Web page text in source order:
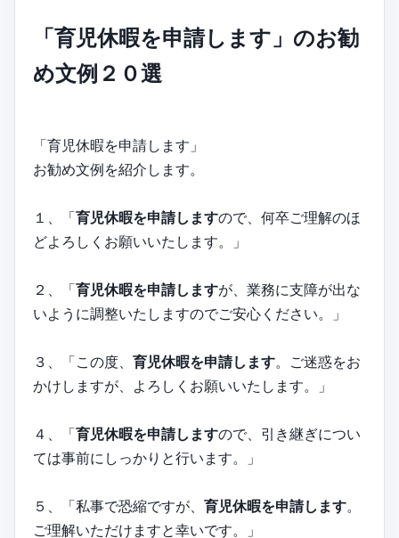
「育児休暇を申請します」のお勧
め文例２０選
「育児休暇を申請します」
お勧め文例を紹介します。
１、「育児休暇を申請しますので、何卒ご理解のほ
どよろしくお願いいたします。」
２、「育児休暇を申請しますが、業務に支障が出な
いように調整いたしますのでご安心ください。」
３、「この度、 育児休暇を申請します。ご迷惑をお
かけしますが、よろしくお願いいたします。」
４、「育児休暇を申請しますので、引き継ぎについ
ては事前にしっかりと行います。」
５、「私事で恐縮ですが、 育児休暇を申請します。
ご理解いただけますと幸いです。」